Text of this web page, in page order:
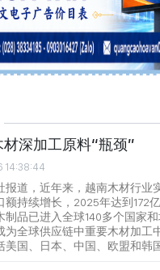
深加工原料“瓶颈”
14:38:44
报道，近年来，越南木材行业
额持续增长，2025年达到172
制品已进入全球140多个国家和
为全球供应链中重要木材加工
美国、日本、中国、欧盟和韩